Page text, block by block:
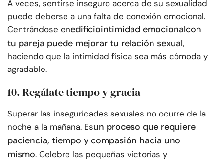
A veces, sentirse inseguro acerca de su sexualidad
puede deberse a una falta de conexión emocional.
Centrándose enedificiointimidad emocionalcon
tu pareja puede mejorar tu relación sexual,
haciendo que la intimidad física sea más cómoda y
agradable.
10. Regálate tiempo y gracia
Superar las inseguridades sexuales no ocurre de la
noche a la mañana. Esun proceso que requiere
paciencia, tiempo y compasión hacia uno
mismo. Celebre las pequeñas victorias y